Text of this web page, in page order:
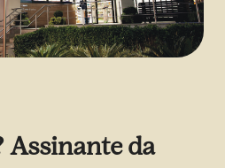
Assinante da